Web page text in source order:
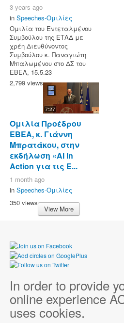
3 years ago
in Speeches-Ομιλίες
Ομιλία του Εντεταλμένου
Συμβούλου της ΕΤΑΔ με
χρέη Διευθύνοντος
Συμβούλου κ. Παναγιώτη
Μπαλωμένου στο ΔΣ του
ΕΒΕΑ, 15.5.23
2,799 views
7:27
Ομιλία Προέδρου
ΕΒΕΑ, κ. Γιάννη
Μπρατάκου, στην
εκδήλωση «AI in
Action για τις Ε...
1 month ago
in Speeches-Ομιλίες
350 views
View More
In order to provide
online experience
uses cookies.